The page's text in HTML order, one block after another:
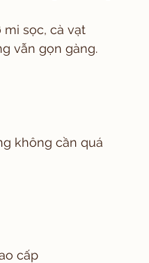
sọc, cà vạt
vẫn gọn gàng.
không cần quá
cấp